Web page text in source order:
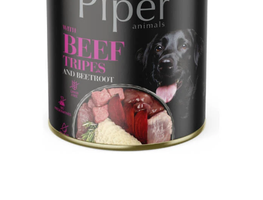
Super Ofertas
Contacto